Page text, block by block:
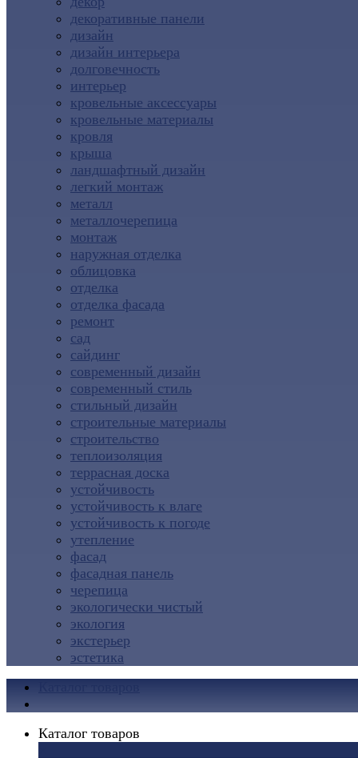
декоративные панели
дизайн
дизайн интерьера
долговечность
интерьер
кровельные аксессуары
кровельные материалы
кровля
крыша
ландшафтный дизайн
легкий монтаж
металл
металлочерепица
монтаж
наружная отделка
облицовка
отделка
отделка фасада
ремонт
сад
сайдинг
современный дизайн
современный стиль
стильный дизайн
строительные материалы
строительство
теплоизоляция
террасная доска
устойчивость
устойчивость к влаге
устойчивость к погоде
утепление
фасад
фасадная панель
черепица
экологически чистый
экология
экстерьер
эстетика
Каталог товаров